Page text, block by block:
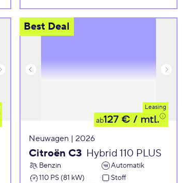
Best Deal
Leasing
ab127 € / mtl.
Neuwagen | 2026
Citroën C3 Hybrid 110 PLUS
Benzin
Automatik
110 PS (81 kW)
Stoff